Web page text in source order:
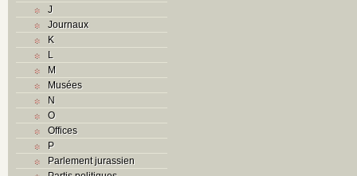
J
Journaux
K
L
M
Musées
N
O
Offices
P
Parlement jurassien